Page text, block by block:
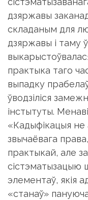
дзяржавы
складаным для
дзяржавы і таму
практыка таго
выпадку
ўводзіліся
інстытуты.
«Кадыфікацыя не
звычаёвага
практыкай, але
сістэматызацыю
элементаў, якія
«станаў»